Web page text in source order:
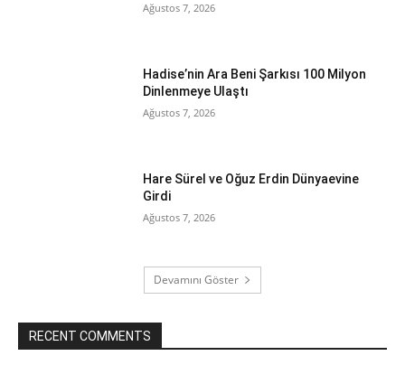
Ağustos 7, 2026
Hadise’nin Ara Beni Şarkısı 100 Milyon
Dinlenmeye Ulaştı
Ağustos 7, 2026
Hare Sürel ve Oğuz Erdin Dünyaevine
Girdi
Ağustos 7, 2026
Devamını Göster
RECENT COMMENTS